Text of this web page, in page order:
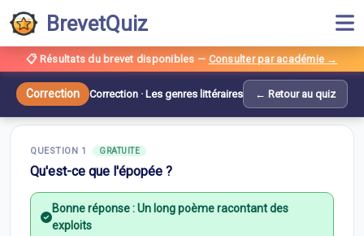
BrevetQuiz
📋 Résultats du brevet disponibles — Consulter par académie →
Correction Correction · Les genres littéraires ← Retour au quiz
Correction —Les genres littéraires
10questions ·Etude de textes et images
QUESTION 1 GRATUITE
Qu'est-ce que l'épopée ?
Bonne réponse :Un long poème racontant des
exploits